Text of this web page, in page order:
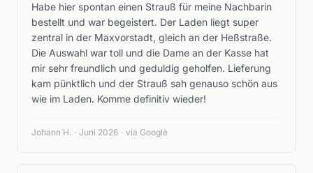
Habe hier spontan einen Strauß für meine Nachbarin
bestellt und war begeistert. Der Laden liegt super
zentral in der Maxvorstadt, gleich an der Heßstraße.
Die Auswahl war toll und die Dame an der Kasse hat
mir sehr freundlich und geduldig geholfen. Lieferung
kam pünktlich und der Strauß sah genauso schön aus
wie im Laden. Komme definitiv wieder!
Johann H. · Juni 2026 · via Google